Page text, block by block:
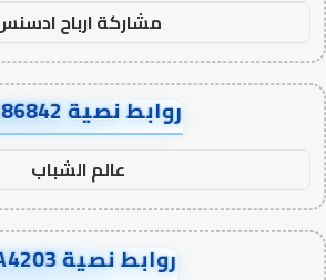
مشاركة ارباح
روابط نصية AA86842
عالم الشباب
روابط نصية AA4203